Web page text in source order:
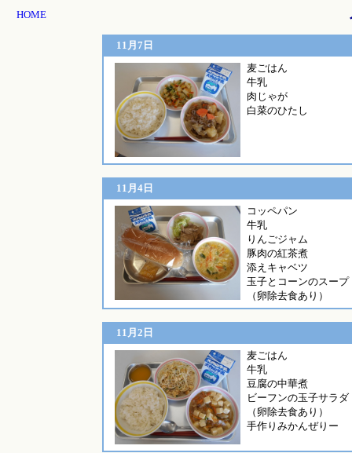
HOME
11月7日
麦ごはん
牛乳
肉じゃが
白菜のひたし
11月4日
コッペ
牛乳
りんごジャム
豚肉の紅茶煮
添えキャベツ
玉子とコーンのスープ
（卵除去食あり）
11月2日
麦ご
牛乳
豆腐の中華煮
ビーフンの玉子サラダ
（卵除去食あり）
手作りみかんぜりー